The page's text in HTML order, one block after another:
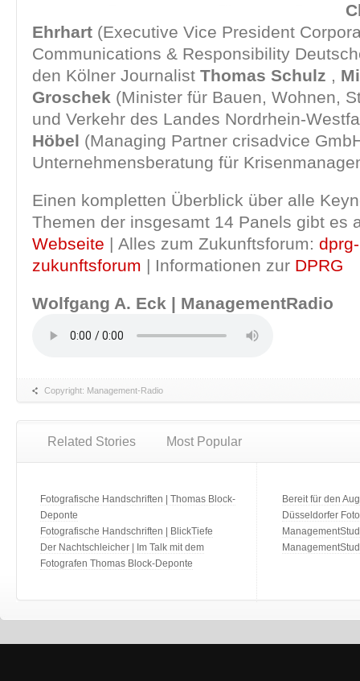
Ehrhart (Executive Vice President
Communications & Responsibility
den Kölner Journalist Thomas Schulz ,
Groschek (Minister für Bauen, Wohnen,
und Verkehr des Landes Nordrhein-
Höbel (Managing Partner crisadvice
Unternehmensberatung für
Einen kompletten Überblick über alle
Themen der insgesamt 14 Panels gibt es
Webseite | Alles zum Zukunftsforum: dprg-
zukunftsforum | Informationen zur DPRG
Wolfgang A. Eck | ManagementRadio
Copyright: Management-Radio
Related Stories Most Popular
Fotografische Handschriften | Thomas Block-
Deponte
Fotografische Handschriften | BlickTiefe
Der Nachtschleicher | Im Talk mit dem
Fotografen Thomas Block-Deponte
Bereit für den
Düsseldorfer